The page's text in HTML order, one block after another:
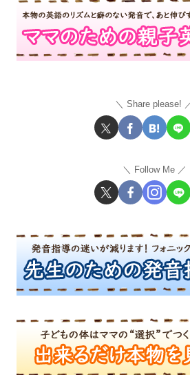
Share please!
Follow Me